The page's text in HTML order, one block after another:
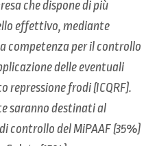
che dispone di più
effettivo, mediante
competenza per il controllo
delle eventuali
frodi (ICQRF).
saranno destinati al
del MiPAAF (35%)